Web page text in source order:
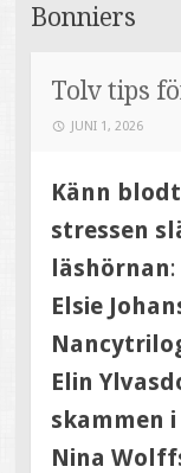
CONTENT
Bonniers
Tolv tips
JUNI 1, 2026
Känn
stressen
läshörnan:
Elsie
Elin
skammen
Nina